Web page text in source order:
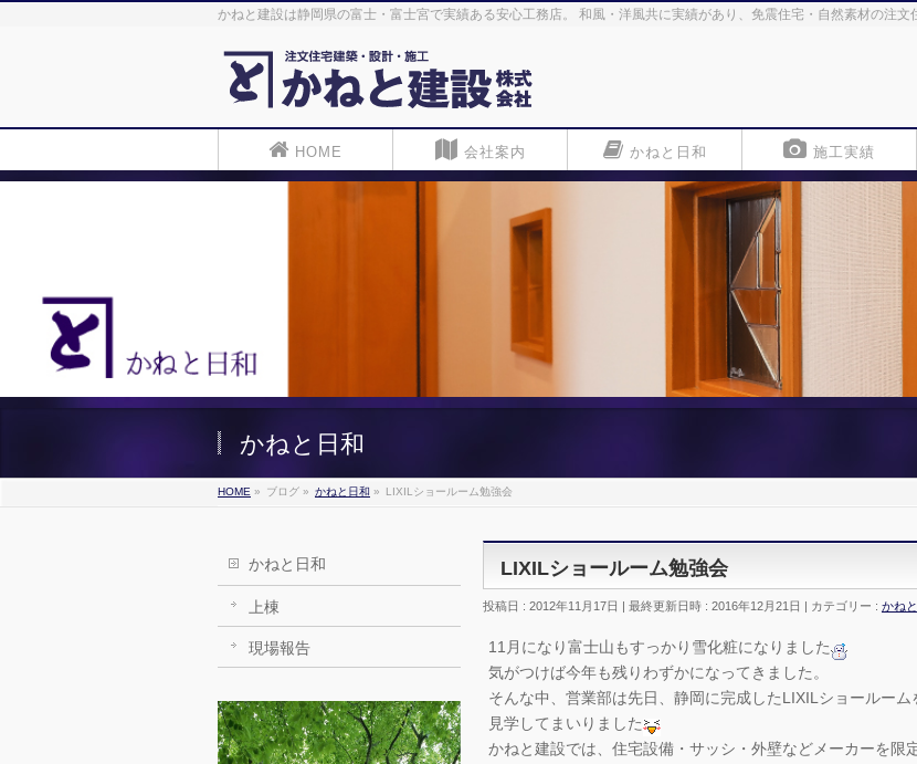
かねと建設は静岡県の富士・富士宮で実績ある安心工務店。 和風・洋風共に実績があり、免震住宅・自然素材の注文
HOME 会社案内 かねと日和 施工実績
かねと日和
HOME » ブログ » かねと日和 » LIXILショールーム勉強会
かねと日和
上棟
現場報告
LIXILショールーム勉強会
投稿日 : 2012年11月17日 最終更新日時 : 2016年12月21日 カテゴリー : かね
11月になり富士山もすっかり雪化粧になりました
気がつけば今年も残りわずかになってきました。
そんな中、営業部は先日、静岡に完成したLIXILショールーム
見学してまいりました
かねと建設では、住宅設備・サッシ・外壁などメーカーを限